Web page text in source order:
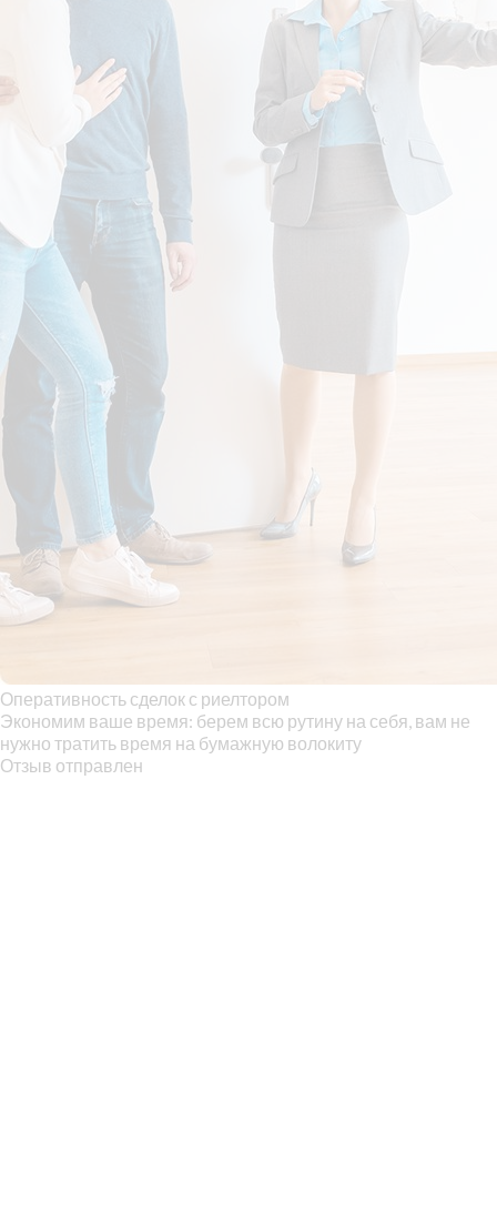
Оперативность сделок с риелтором
Экономим ваше время: берем всю рутину на себя, вам не
нужно тратить время на бумажную волокиту
Отзыв отправлен